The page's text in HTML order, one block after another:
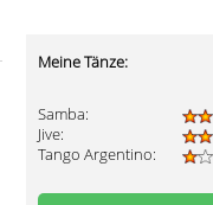
Meine Tänze:
Samba:
Jive:
Tango Argentino: